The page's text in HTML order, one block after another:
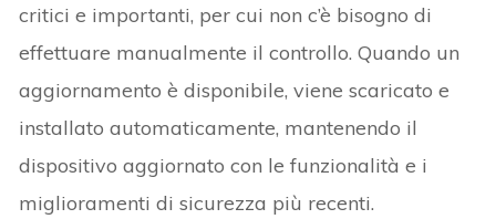
critici e importanti, per cui non c’è bisogno di
effettuare manualmente il controllo. Quando un
aggiornamento è disponibile, viene scaricato e
installato automaticamente, mantenendo il
dispositivo aggiornato con le funzionalità e i
miglioramenti di sicurezza più recenti.